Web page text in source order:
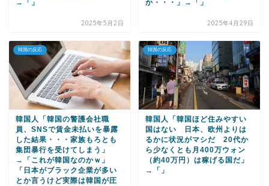
→「」
2025年5月2日
か・・・」→「」
2025年4月29日
韓国の反応
韓国人「韓国の警護会社職
員、SNSで賃金未払いを暴露
した結果・・・家族もろとも
集団暴行を受けてしまう」
→「これが韓国なのかｗ」
「日本がブラック企業が多い
とか言うけど実際は韓国が圧
韓国の反応
韓国人「韓国ほど住みやすい
国はない 日本、欧州よりは
るかに状況がマシだ 20代か
ら少なくとも月400万ウォン
（約40万円）は稼げる国だ」
→「」